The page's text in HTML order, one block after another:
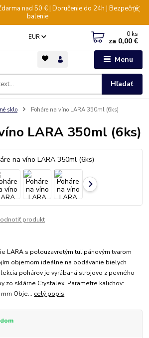
nad 50 € | Doručenie do 24h | Bezpečné
balenie
Menu
EUR
Hľadať
0 ks
za 0,00 €
sklo Poháre na víno LARA 350ml (6ks)
LARA 350ml (6ks)
produkt
LARA s polouzavretým tulipánovým tvarom
objemom ideálne na podávanie bielych
pohárov je vyrábaná strojovo z pevného
zo sklárne Crystalex. Parametre kalichov:
mm Obje... celý popis